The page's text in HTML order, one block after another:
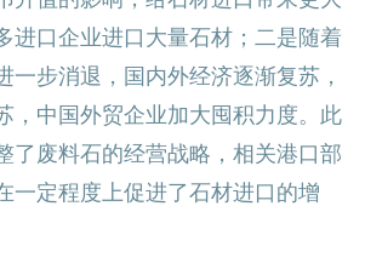
进口企业进口大量石材；二是随着
一步消退，国内外经济逐渐复苏，
，中国外贸企业加大囤积力度。此
了废料石的经营战略，相关港口部
一定程度上促进了石材进口的增